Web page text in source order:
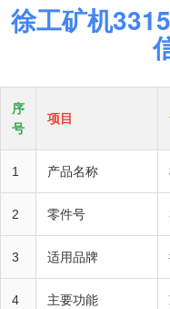
徐工矿机
序
号
项目
1 产品名称
2 零件号
3 适用品牌
4 主要功能